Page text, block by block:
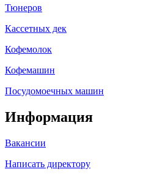
Тюнеров
Кассетных дек
Кофемолок
Кофемашин
Посудомоечных машин
Информация
Вакансии
Написать директору